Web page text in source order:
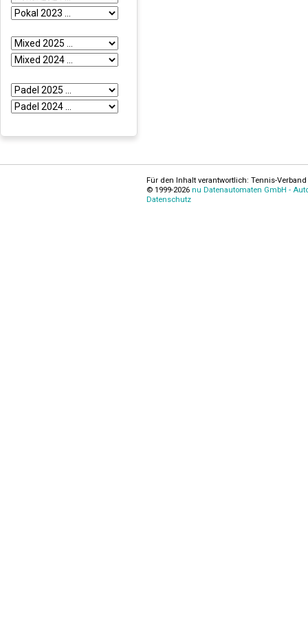
Für den Inhalt verantwortlich: Tennis-
© 1999-2026 nu Datenautomaten GmbH -
Datenschutz